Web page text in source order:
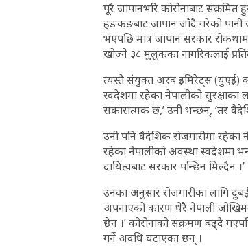
पूरै जापानभरि कोरोनाबाट
हङकङबाट जापान जाँदै गरेको पानी
भएपछि मात्र जापान सरकार
खोज्ने ३८ मुलुकका नागरिकलाई
त्यस्तै संयुक्त अरब इमिरेट्स (युएई)
स्वदेशमा रहेका नेपालीको सुरक्षाका
सकारात्मक छ,’ उनी भन्छन्, ‘तर
उनी पनि वैदेशिक रोजगारीमा रहेका
रहेका नेपालीको अवस्था स्वदेशमा
दायित्वबाट सरकार पन्छिन मिल्दैन ।’
उनका अनुसार रोजगारीका लागि
अपनाएको कारण धेरै नेपाली
छैन ।’ कोरोनाको संक्रमण बढ्दै
गर्ने अवधि घटाएका छन् ।